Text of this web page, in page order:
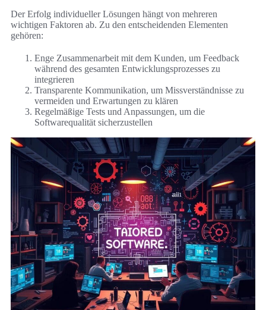
Der Erfolg individueller Lösungen hängt von mehreren
wichtigen Faktoren ab. Zu den entscheidenden Elementen
gehören:
Enge Zusammenarbeit mit dem Kunden, um Feedback
während des gesamten Entwicklungsprozesses zu
integrieren
Transparente Kommunikation, um Missverständnisse zu
vermeiden und Erwartungen zu klären
Regelmäßige Tests und Anpassungen, um die
Softwarequalität sicherzustellen